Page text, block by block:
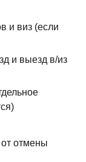
и виз (если
и выезд в/из
отмены